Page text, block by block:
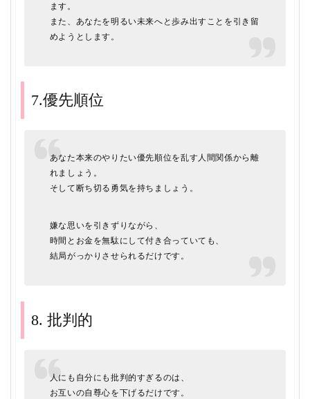
ます。
また、あなたを明るい未来へと歩み出すことを引き留
めようとします。
7.優先順位
あなた本来のやりたい優先順位を乱す人間関係から離
れましょう。
そして断ち切る勇気を持ちましょう。
嫌な思いを引きずりながら、
時間とお金を無駄にして付き合っていても、
結局がっかりさせられるだけです。
8. 批判的
人にも自分にも批判的すぎるのは、
お互いの自尊心を下げるだけです。